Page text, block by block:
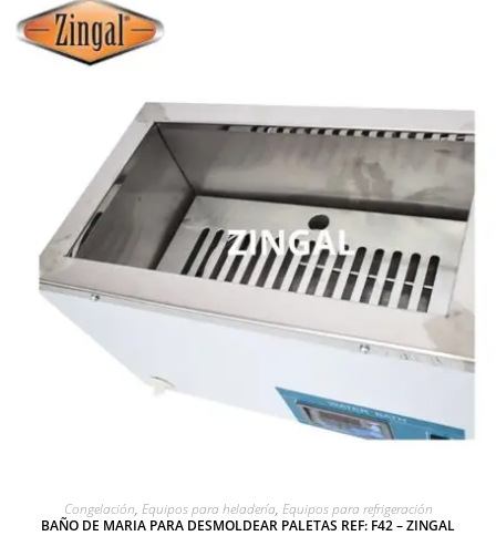
AGREGAR A COTIZACIÓN
Congelación, Equipos para heladería, Equipos para refrigeración
BAÑO DE MARIA PARA DESMOLDEAR PALETAS REF: F42 – ZINGAL